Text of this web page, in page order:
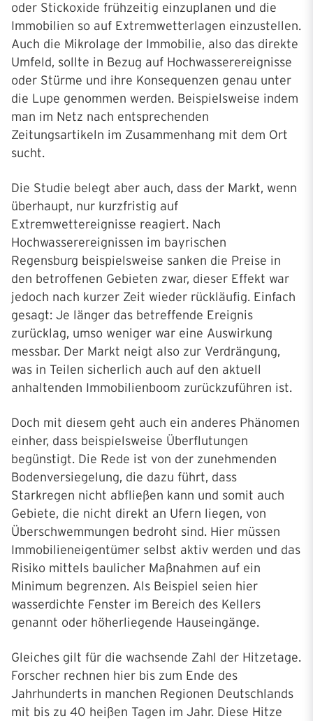
oder Stickoxide frühzeitig einzuplanen und die
Immobilien so auf Extremwetterlagen einzustellen.
Auch die Mikrolage der Immobilie, also das direkte
Umfeld, sollte in Bezug auf Hochwasserereignisse
oder Stürme und ihre Konsequenzen genau unter
die Lupe genommen werden. Beispielsweise indem
man im Netz nach entsprechenden
Zeitungsartikeln im Zusammenhang mit dem Ort
sucht.
Die Studie belegt aber auch, dass der Markt, wenn
überhaupt, nur kurzfristig auf
Extremwettereignisse reagiert. Nach
Hochwasserereignissen im bayrischen
Regensburg beispielsweise sanken die Preise in
den betroffenen Gebieten zwar, dieser Effekt war
jedoch nach kurzer Zeit wieder rückläufig. Einfach
gesagt: Je länger das betreffende Ereignis
zurücklag, umso weniger war eine Auswirkung
messbar. Der Markt neigt also zur Verdrängung,
was in Teilen sicherlich auch auf den aktuell
anhaltenden Immobilienboom zurückzuführen ist.
Doch mit diesem geht auch ein anderes Phänomen
einher, dass beispielsweise Überflutungen
begünstigt. Die Rede ist von der zunehmenden
Bodenversiegelung, die dazu führt, dass
Starkregen nicht abfließen kann und somit auch
Gebiete, die nicht direkt an Ufern liegen, von
Überschwemmungen bedroht sind. Hier müssen
Immobilieneigentümer selbst aktiv werden und das
Risiko mittels baulicher Maßnahmen auf ein
Minimum begrenzen. Als Beispiel seien hier
wasserdichte Fenster im Bereich des Kellers
genannt oder höherliegende Hauseingänge.
Gleiches gilt für die wachsende Zahl der Hitzetage.
Forscher rechnen hier bis zum Ende des
Jahrhunderts in manchen Regionen Deutschlands
mit bis zu 40 heißen Tagen im Jahr. Diese Hitze